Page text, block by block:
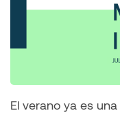
El verano ya es